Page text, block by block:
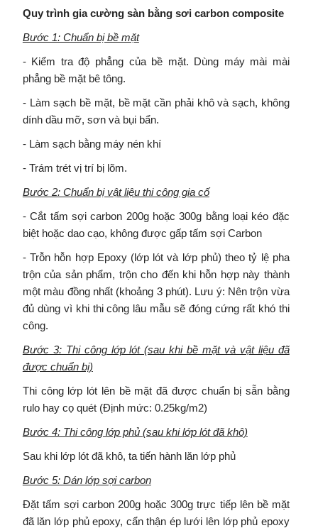
Quy trình gia cường sàn bằng sơi carbon composite
Bước 1: Chuẩn bị bề mặt
- Kiểm tra độ phẳng của bề mặt. Dùng máy mài mài
phẳng bề mặt bê tông.
- Làm sạch bề mặt, bề mặt cần phải khô và sạch, không
dính dầu mỡ, sơn và bụi bẩn.
- Làm sạch bằng máy nén khí
- Trám trét vị trí bị lõm.
Bước 2: Chuẩn bị vật liệu thi công gia cố
- Cắt tấm sợi carbon 200g hoặc 300g bằng loại kéo đặc
biệt hoặc dao cạo, không được gấp tấm sợi Carbon
- Trỗn hỗn hợp Epoxy (lớp lót và lớp phủ) theo tỷ lệ pha
trộn của sản phẩm, trộn cho đến khi hỗn hợp này thành
một màu đồng nhất (khoảng 3 phút). Lưu ý: Nên trộn vừa
đủ dùng vì khi thi công lâu mẫu sẽ đóng cứng rất khó thi
công.
Bước 3: Thi công lớp lót (sau khi bề mặt và vật liệu đã
được chuẩn bị)
Thi công lớp lót lên bề mặt đã được chuẩn bị sẵn bằng
rulo hay cọ quét (Định mức: 0.25kg/m2)
Bước 4: Thi công lớp phủ (sau khi lớp lót đã khô)
Sau khi lớp lót đã khô, ta tiến hành lăn lớp phủ
Bước 5: Dán lớp sợi carbon
Đặt tấm sợi carbon 200g hoặc 300g trực tiếp lên bề mặt
đã lăn lớp phủ epoxy, cẩn thận ép lưới lên lớp phủ epoxy